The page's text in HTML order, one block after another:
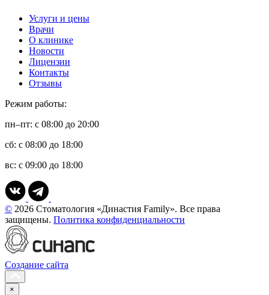
Услуги и цены
Врачи
О клинике
Новости
Лицензии
Контакты
Отзывы
Режим работы:
пн–пт: с 08:00 до 20:00
сб: с 08:00 до 18:00
вс: с 09:00 до 18:00
© 2026 Стоматология «Династия Family». Все права
защищены. Политика конфиденциальности
Создание сайта
×